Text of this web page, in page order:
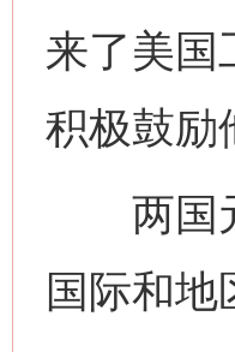
来了美国
积极鼓励
两国元
国际和